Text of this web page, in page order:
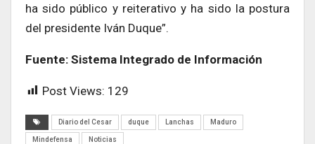
ha sido público y reiterativo y ha sido la postura
del presidente Iván Duque”.
Fuente: Sistema Integrado de Información
Post Views: 129
Diario del Cesar duque Lanchas Maduro
Mindefensa Noticias